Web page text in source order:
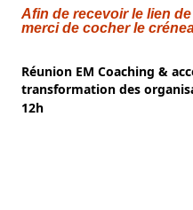
Afin de recevoir le lien
merci de cocher le
Réunion EM Coaching &
transformation des
12h